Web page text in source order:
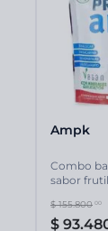
Ampk
Combo
sabor
$ 155.800 00
$ 93.